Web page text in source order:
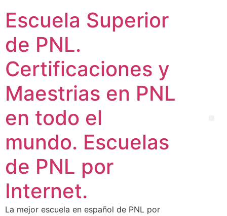
Escuela Superior
de PNL.
Certificaciones y
Maestrias en PNL
en todo el
mundo. Escuelas
de PNL por
Internet.
La mejor escuela en español de PNL por